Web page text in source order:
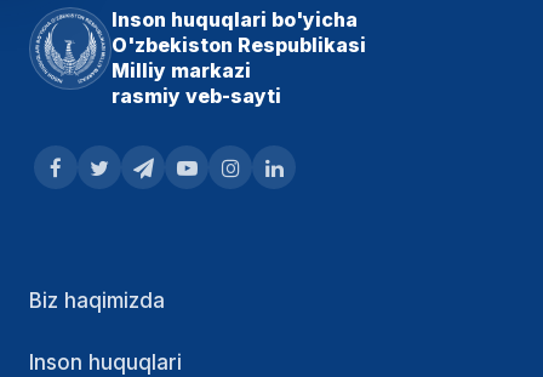
Inson huquqlari bo'yicha
O'zbekiston Respublikasi
Milliy markazi
rasmiy veb-sayti
Biz haqimizda
Inson huquqlari